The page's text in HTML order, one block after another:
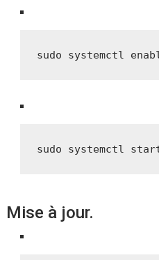
sudo systemctl
sudo systemctl
Mise à jour.